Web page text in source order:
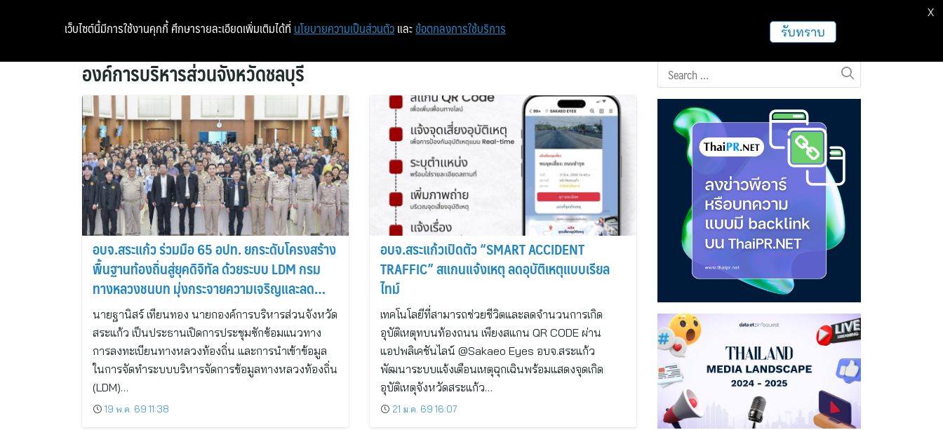
หน้าแรก ท่องเที่ยว ฝากข่าวประชาสัมพันธ์
องค์การบริหารส่วนจังหวัดชลบุรี
อบจ.สระแก้ว ร่วมมือ 65 อปท. ยกระดับโครงสร้าง
พื้นฐานท้องถิ่นสู่ยุคดิจิทัล ด้วยระบบ LDM กรม
ทางหลวงชนบท มุ่งกระจายความเจริญและลด
ความเหลื่อมล้ำ
นายฐานิสร์ เทียนทอง นายกองค์การบริหารส่วนจังหวัด
สระแก้ว เป็นประธานเปิดการประชุมซักซ้อมแนวทาง
การลงทะเบียนทางหลวงท้องถิ่น และการนำเข้าข้อมูล
ในการจัดทำระบบบริหารจัดการข้อมูลทางหลวงท้องถิ่น
(LDM)…
19 พ.ค. 69 11:38
อบจ.สระแก้วเปิดตัว “SMART ACCIDENT
TRAFFIC” สแกนแจ้งเหตุ ลดอุบัติเหตุแบบเรียล
ไทม์
เทคโนโลยีที่สามารถช่วยชีวิตและลดจำนวนการเกิด
อุบัติเหตุทบนท้องถนน เพียงสแกน QR CODE ผ่าน
แอปพลิเคชันไลน์ @Sakaeo Eyes อบจ.สระแก้ว
พัฒนาระบบแจ้งเตือนเหตุฉุกเฉินพร้อมแสดงจุดเกิด
อุบัติเหตุจังหวัดสระแก้ว…
21 ม.ค. 69 16:07
เว็บไซต์นี้มีการใช้งานคุกกี้ ศึกษารายละเอียดเพิ่มเติมได้ที่ นโยบายความเป็นส่วนตัว และ ข้อตกลงการใช้บริการ รับทราบ
X